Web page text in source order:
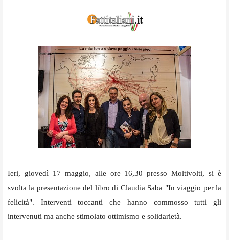
Ieri, giovedì 17 maggio, alle ore 16,30 presso Moltivolti, si è
svolta la presentazione del libro di Claudia Saba "In viaggio per la
felicità". Interventi toccanti che hanno commosso tutti gli
intervenuti ma anche stimolato ottimismo e solidarietà.